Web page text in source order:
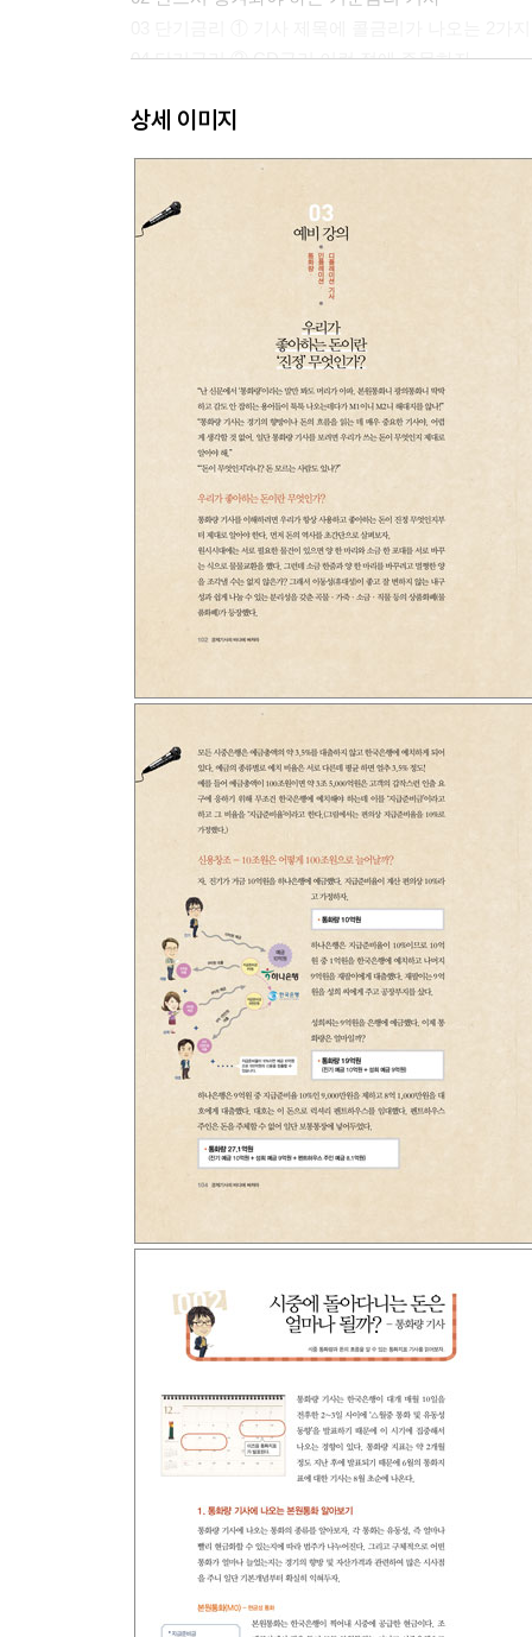
04 단기금리 ② CD금리 이런 점에 주목하자
06 금리와 경기기사를 위한 기초지식
08 돈의 흐름을 보여주는 CMA, MMF 기사
「여기서 잠깐」 신문에 자주 소개되는 주가연동
09 모았다, 기사에 자주 나오는 은행 금융 상품
10 국제금융시장의 흐름이 보이는 리보금리 기사
11 은행의 안정성과 관련된 기사
2장 돈의 흐름이 보이는 채권기사
[예비강의] 채권기사, 돈의 흐름이 보인다
채권 간단 리뷰 | 채권기사를 왜 읽어야 하지?
알려준다
01 채권기사를 볼 때 꼭 알아야 할 기본지식
02 신문에 매일 나오는 채권금리 지표
03 모았다, 신문에 자주 나오는 채권
04 경제면/국제면에 자주 나오는 국채발행 기사
「여기서 잠깐」 외국인의 국내 채권투자가 크게
06 경기와 채권 관련 기사
07 모았다, 신문에 자주 나오는 회사채 금리
08 모았다, 신문에 자주 등장하는 회사채
09 상승/하락, 하락/상승 경기 변동기에 주목해야
「여기서 잠깐」 미국이 출구전략 안하는 게 채권
「특집」 외국인과 뒤흔드는 채권시장
3장 버블버블,
통화량과 인플레이션/디플레이션 기사
[예비강의] 우리가 좋아하는 돈이란 ‘진정’ 무엇인가
우리가 좋아하는 돈이란 무엇인가? | 통화량 기
04 통화량 증가율 기사가 알려주는 것
05 인플레이션을 전하는 기사
06 인플레이션 시기, 이런 기사 꼭 나온다
08 디플레이션 시기, 이런 기사 꼭 나온다
09 디플레이션 기사에 자주 나오는 양적완화
10 투자자라면 꼭 챙겨봐야 할 출구전략 기사
11 스태그플레이션을 전하는 기사
「특집」 통화량 증가율이 늘고 주는 시기에 자주
「특집」 돈이 어디로 흐르는지 통화량 기사 들여
상세 이미지